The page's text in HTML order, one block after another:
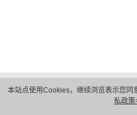
本站点使用Cookies，继续浏览表示您同
私政策
隐私保护